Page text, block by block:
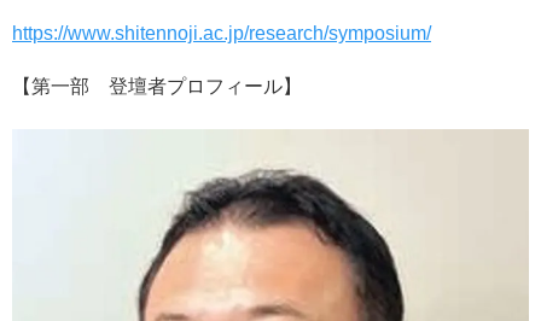
https://www.shitennoji.ac.jp/research/symposium/
【第一部 登壇者プロフィール】